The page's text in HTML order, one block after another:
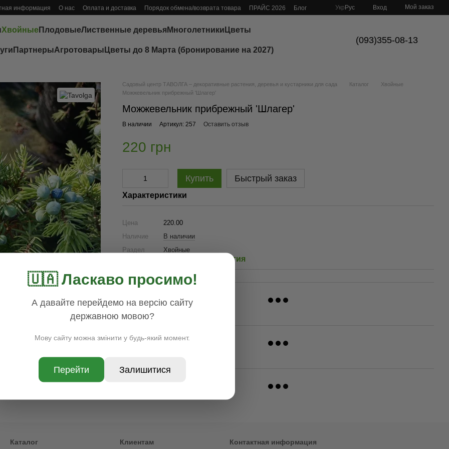
информация О нас Оплата и доставка Порядок обмена/возврата товара ПРАЙС 2026
Блог
Укр Рус Вход Мой заказ
ХвойныеПлодовыеЛиственные деревья Многолетники Цветы
ПартнерыАгротовары Цветы до 8 Марта (бронирование на 2027)
(093)355-08-13
Садовый центр ТАВОЛГА – декоративные растения, деревья и кустарники для сада Каталог
Хвойные
Можжевельник прибрежный 'Шлагер'
Можжевельник прибрежный 'Шлагер'
В наличии Артикул: 257 Оставить отзыв
220 грн
Купить Быстрый заказ
Характеристики
Цена
220.00
Наличие
В наличии
Раздел
Хвойные
Гарантия
Каталог Клиентам Контактная информация
🇺🇦 Ласкаво просимо!
А давайте перейдемо на версію сайту
державною мовою?
Мову сайту можна змінити у будь-який момент.
Перейти Залишитися